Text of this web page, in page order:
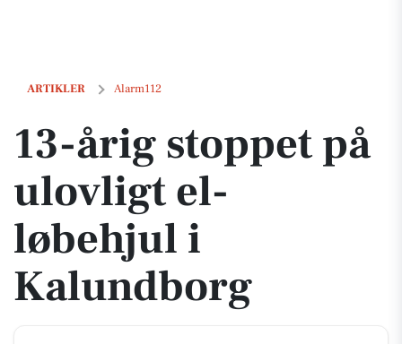
ARTIKLER Alarm112
13-årig stoppet på ulovligt el-løbehjul i Kalundborg
13-årig stoppet på
ulovligt el-
løbehjul i
Kalundborg